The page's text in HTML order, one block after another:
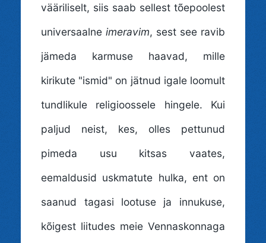
vääriliselt, siis saab sellest tõepoolest
universaalneimeravim, sest see ravib
jämeda karmuse haavad, mille
kirikute "ismid" on jätnud igale loomult
tundlikule religioossele hingele. Kui
paljud neist, kes, olles pettunud
pimeda usu kitsas vaates,
eemaldusid uskmatute hulka, ent on
saanud tagasi lootuse ja innukuse,
kõigest liitudes meie Vennaskonnaga